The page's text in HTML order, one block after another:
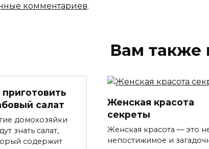
комментариев.
Вам также
приготовить
салат
домохозяйки
знать салат,
содержит
Женская красота
секреты
Женская красота — это
непостижимое и